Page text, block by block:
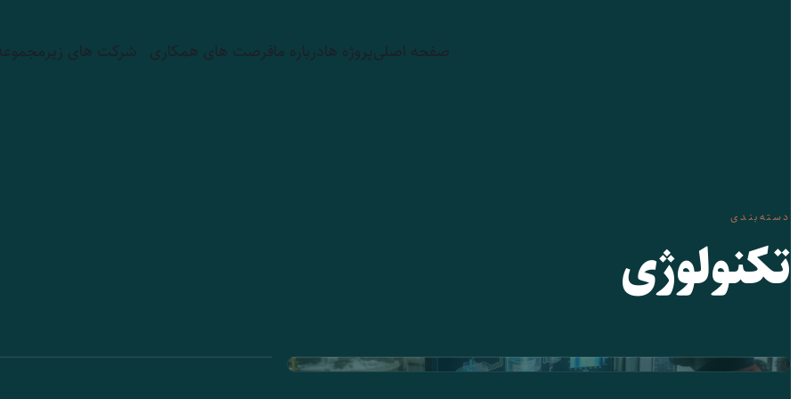
صفحه اصلیپروژه هادرباره مافرصت های همکاری شرکت های
دسته‌بندی
تکنولوژی